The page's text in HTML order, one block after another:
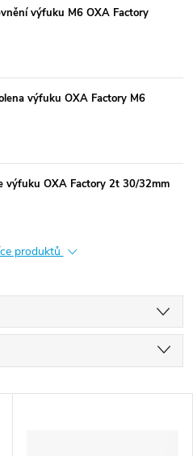
výfuku M6 OXA Factory
výfuku OXA Factory M6
výfuku OXA Factory 2t 30/32mm
produktů